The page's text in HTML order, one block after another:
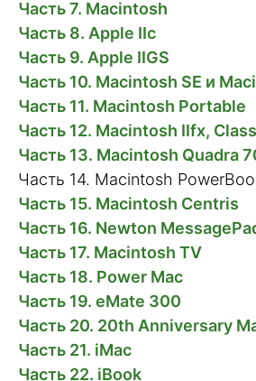
Часть 7. Macintosh
Часть 8. Apple IIc
Часть 9. Apple IIGS
Часть 10. Macintosh SE и
Часть 11. Macintosh Portable
Часть 12. Macintosh IIfx,
Часть 13. Macintosh Quadra
Часть 14. Macintosh
Часть 15. Macintosh Centris
Часть 16. Newton
Часть 17. Macintosh TV
Часть 18. Power Mac
Часть 19. eMate 300
Часть 20. 20th Anniversary
Часть 21. iMac
Часть 22. iBook